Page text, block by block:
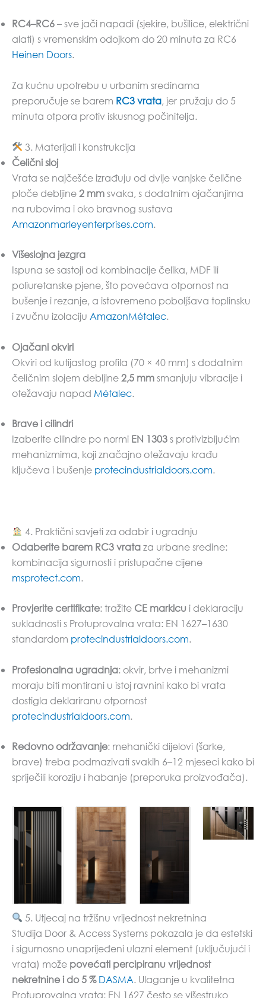
RC4–RC6– sve jači napadi (sjekire, bušilice, električni
alati) s vremenskim odojkom do 20 minuta za RC6
Heinen Doors.
Za kućnu upotrebu u urbanim sredinama
preporučuje se barem RC3 vrata, jer pružaju do 5
minuta otpora protiv iskusnog počinitelja.
3. Materijali i konstrukcija
Čelični sloj
Vrata se najčešće izrađuju od dvije vanjske čelične
ploče debljine2 mmsvaka, s dodatnim ojačanjima
na rubovima i oko bravnog sustava
Amazonmarleyenterprises.com.
Višeslojna jezgra
Ispuna se sastoji od kombinacije čelika, MDF ili
poliuretanske pjene, što povećava otpornost na
bušenje i rezanje, a istovremeno poboljšava toplinsku
i zvučnu izolaciju AmazonMétalec.
Ojačani okviri
Okviri od kutijastog profila (70 × 40 mm) s dodatnim
čeličnim slojem debljine2,5 mmsmanjuju vibracije i
otežavaju napad Métalec.
Brave i cilindri
Izaberite cilindre po normi EN 1303s protivizbijućim
mehanizmima, koji značajno otežavaju krađu
ključeva i bušenje protecindustrialdoors.com.
4. Praktični savjeti za odabir i ugradnju
Odaberite barem RC3 vrataza urbane sredine:
kombinacija sigurnosti i pristupačne cijene
msprotect.com.
Provjerite certifikate: tražite CE markicu i deklaraciju
sukladnosti s Protuprovalna vrata: EN 1627–1630
standardom protecindustrialdoors.com.
Profesionalna ugradnja: okvir, brtve i mehanizmi
moraju biti montirani u istoj ravnini kako bi vrata
dostigla deklariranu otpornost
protecindustrialdoors.com.
Redovno održavanje: mehanički dijelovi (šarke,
brave) treba podmazivati svakih 6–12 mjeseci kako bi
spriječili koroziju i habanje (preporuka proizvođača).
5. Utjecaj na tržišnu vrijednost nekretnina
Studija Door & Access Systems pokazala je da estetski
i sigurnosno unaprijeđeni ulazni element (uključujući i
vrata) može povećati percipiranu vrijednost
nekretnine i do 5 % DASMA. Ulaganje u kvalitetna
Protuprovalna vrata: EN 1627 često se višestruko